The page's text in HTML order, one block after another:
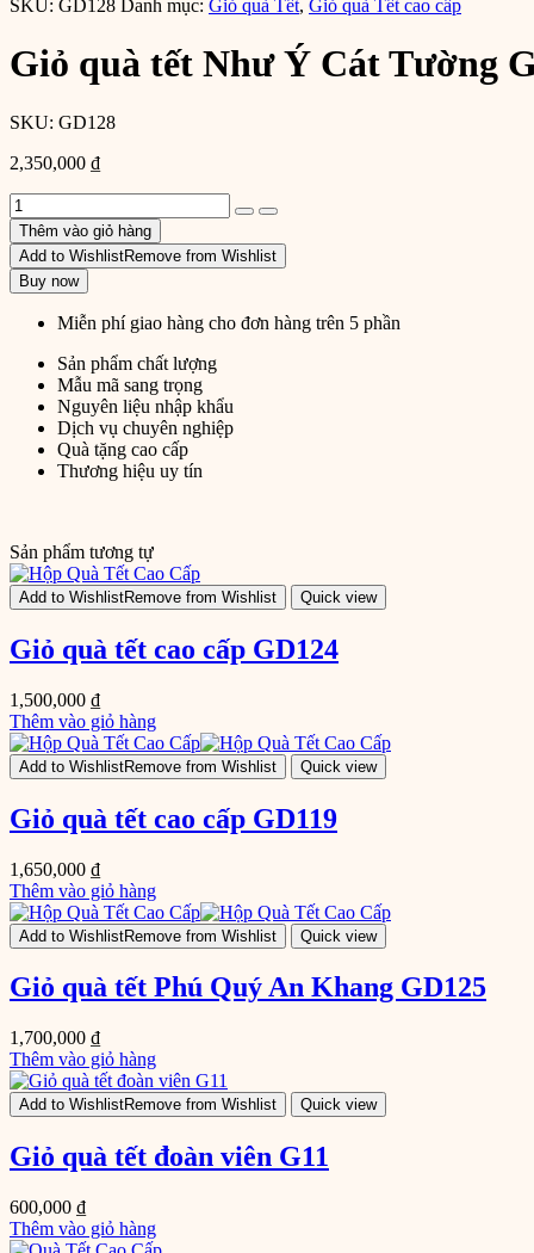
SKU: GD128 Danh mục: Giỏ quà Tết, Giỏ quà Tết cao cấp
Giỏ quà tết Như Ý Cát Tường
SKU: GD128
2,350,000 ₫
Giỏ
quà
tết
Như
Ý
Tường
GD128
lượng
Thêm vào giỏ hàng
Add to WishlistRemove from Wishlist
Buy now
Miễn phí giao hàng cho đơn hàng trên 5 phần
Sản phẩm chất lượng
Mẫu mã sang trọng
Nguyên liệu nhập khẩu
Dịch vụ chuyên nghiệp
Quà tặng cao cấp
Thương hiệu uy tín
Sản phẩm tương tự
Add to WishlistRemove from Wishlist Quick view
Giỏ quà tết cao cấp GD124
1,500,000 ₫
Thêm vào giỏ hàng
Add to WishlistRemove from Wishlist Quick view
Giỏ quà tết cao cấp GD119
1,650,000 ₫
Thêm vào giỏ hàng
Add to WishlistRemove from Wishlist Quick view
Giỏ quà tết Phú Quý An Khang GD125
1,700,000 ₫
Thêm vào giỏ hàng
Add to WishlistRemove from Wishlist Quick view
Giỏ quà tết đoàn viên G11
600,000 ₫
Thêm vào giỏ hàng